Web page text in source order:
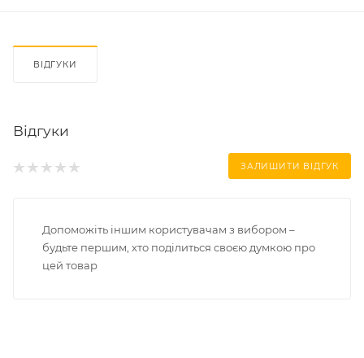
ВІДГУКИ
Відгуки
ЗАЛИШИТИ ВІДГУК
Допоможіть іншим користувачам з вибором –
будьте першим, хто поділиться своєю думкою про
цей товар